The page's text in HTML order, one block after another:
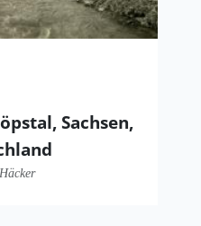
Sachsen,